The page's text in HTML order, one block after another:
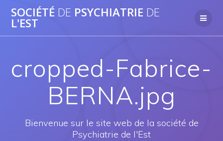
au
SOCIÉTÉ DE PSYCHIATRIE DE
L'EST
cropped-Fabrice-
BERNA.jpg
Bienvenue sur le site web de la société de
Psychiatrie de l'Est